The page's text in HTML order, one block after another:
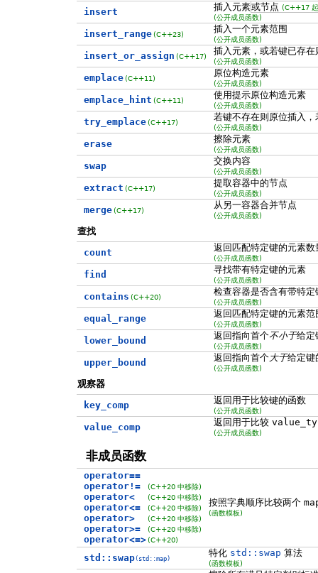
insert 插入元素或节点 (C++17
(公开成员函数)
insert_range (C++23) 插入一个元素范围
(公开成员函数)
insert_or_assign (C++17) 插入元素，或若键已存
(公开成员函数)
emplace (C++11) 原位构造元素
(公开成员函数)
emplace_hint (C++11) 使用提示原位构造元素
(公开成员函数)
try_emplace (C++17) 若键不存在则原位插入
(公开成员函数)
erase 擦除元素
(公开成员函数)
swap 交换内容
(公开成员函数)
extract (C++17) 提取容器中的节点
(公开成员函数)
merge (C++17) 从另一容器合并节点
(公开成员函数)
查找
count
返回匹配特定键的元素数
(公开成员函数)
find 寻找带有特定键的元素
(公开成员函数)
contains (C++20) 检查容器是否含有带特定
(公开成员函数)
equal_range 返回匹配特定键的元素范
(公开成员函数)
lower_bound 返回指向首个不小于给定
(公开成员函数)
upper_bound 返回指向首个大于给定键
(公开成员函数)
观察器
key_comp
返回用于比较键的函数
(公开成员函数)
value_comp 返回用于比较
(公开成员函数)
非成员函数
operator==
operator!=
operator<
operator<=
operator>
operator>=
operator<=>
(C++20 中移除)
(C++20 中移除)
(C++20 中移除)
(C++20 中移除)
(C++20 中移除)
(C++20)
按照字典顺序比较两个
(函数模板)
std::swap(std::map)
特化 std::swap 算法
(函数模板)